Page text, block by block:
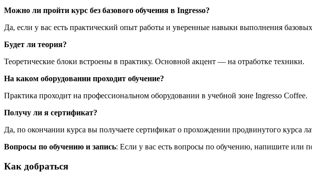
Можно ли пройти курс без базового обучения в Ingresso?
Да, если у вас есть практический опыт работы и уверенные навыки выполнения
Будет ли теория?
Теоретические блоки встроены в практику. Основной акцент — на отработке техники.
На каком оборудовании проходит обучение?
Практика проходит на профессиональном оборудовании в учебной зоне Ingresso Coffee.
Получу ли я сертификат?
Да, по окончании курса вы получаете сертификат о прохождении продвинутого курса
Вопросы по обучению и запись: Если у вас есть вопросы по обучению, напишите или
Как добраться